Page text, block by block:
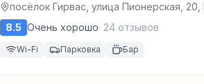
посёлок Гирвас, улица Пионерская, 20,
8.5 Очень хорошо· 24 отзывов
Wi-Fi Парковка Бар